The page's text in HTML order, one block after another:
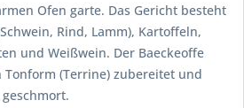
Ofen garte. Das Gericht besteht
Rind, Lamm), Kartoffeln,
und Weißwein. Der Baeckeoffe
(Terrine) zubereitet und